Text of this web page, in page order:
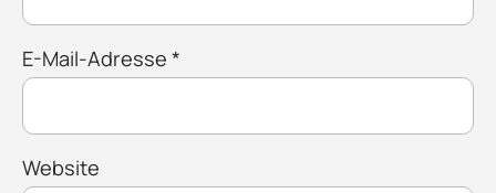
E-Mail-Adresse *
Website